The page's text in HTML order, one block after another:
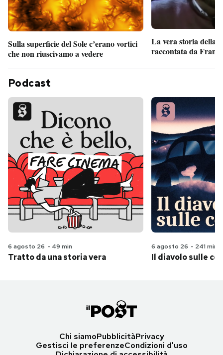
Sulla superficie del Sole c’erano vortici
che non riuscivamo a vedere
La vera storia della
raccontata da
Podcast
6 agosto 26 - 49 min
Tratto da una storia vera
6 agosto 26 - 241 min
Il diavolo sulle
Chi siamoPubblicitàPrivacy
Gestisci le preferenzeCondizioni d'uso